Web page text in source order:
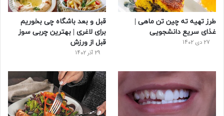
طرز تهیه ته چین تن ماهی |
غذای سریع دانشجویی
27 دی 1402
قبل و بعد باشگاه چی بخوریم
برای لاغری | بهترین چربی سوز
قبل از ورزش
29 آذر 1402